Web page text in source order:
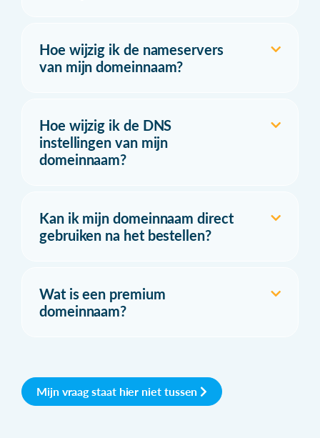
Hoe wijzig ik de nameservers
van mijn domeinnaam?
Hoe wijzig ik de DNS
instellingen van mijn
domeinnaam?
Kan ik mijn domeinnaam direct
gebruiken na het bestellen?
Wat is een premium
domeinnaam?
Mijn vraag staat hier niet tussen